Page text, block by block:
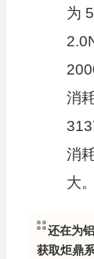
为
消
消
大。
还在为
获取炬鼎